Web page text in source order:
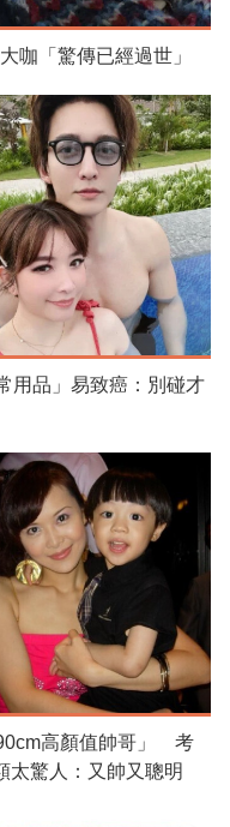
咖「驚傳已經過世」
用品」易致癌：別碰才
高顏值帥哥」 考
太驚人：又帥又聰明